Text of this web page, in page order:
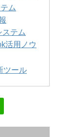
ム
ステム
活用ノウ
ツール